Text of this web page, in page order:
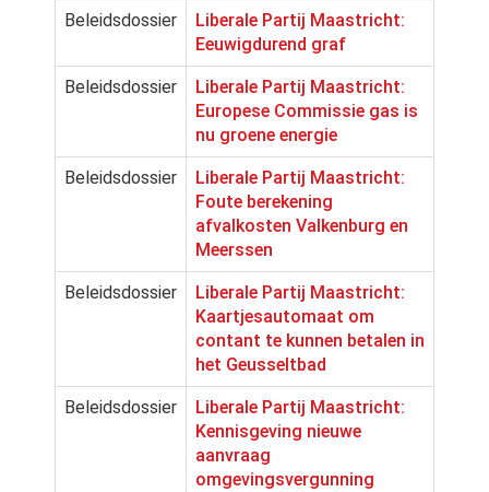
Beleidsdossier
Liberale Partij Maastricht:
Eeuwigdurend graf
Beleidsdossier
Liberale Partij Maastricht:
Europese Commissie gas is
nu groene energie
Beleidsdossier
Liberale Partij Maastricht:
Foute berekening
afvalkosten Valkenburg en
Meerssen
Beleidsdossier
Liberale Partij Maastricht:
Kaartjesautomaat om
contant te kunnen betalen in
het Geusseltbad
Beleidsdossier
Liberale Partij Maastricht:
Kennisgeving nieuwe
aanvraag
omgevingsvergunning